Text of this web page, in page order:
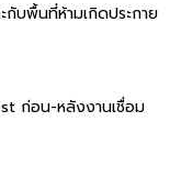
กับพื้นที่ห้ามเกิดประกาย
ก่อน-หลังงานเชื่อม